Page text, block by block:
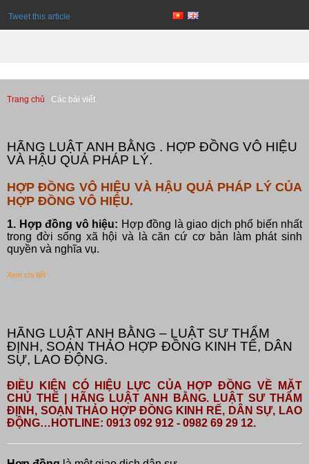
Tweet this article
Trang chủ Các bài viết
HÃNG LUẬT ANH BẰNG . HỢP ĐỒNG VÔ HIỆU
VÀ HẬU QUẢ PHÁP LÝ.
HỢP ĐỒNG VÔ HIỆU VÀ HẬU QUẢ PHÁP LÝ CỦA
HỢP ĐỒNG VÔ HIỆU.
1. Hợp đồng vô hiệu: Hợp đồng là giao dịch phổ biến nhất
trong đời sống xã hội và là căn cứ cơ bản làm phát sinh
quyền và nghĩa vụ.
Xem chi tiết
HÃNG LUẬT ANH BẰNG – LUẬT SƯ THẨM
ĐỊNH, SOẠN THẢO HỢP ĐỒNG KINH TẾ, DÂN
SỰ, LAO ĐỘNG.
ĐIỀU KIỆN CÓ HIỆU LỰC CỦA HỢP ĐỒNG VỀ MẶT
CHỦ THỂ | HÃNG LUẬT ANH BẰNG. LUẬT SƯ THẨM
ĐỊNH, SOẠN THẢO HỢP ĐỒNG KINH RẾ, DÂN SỰ, LAO
ĐỘNG…HOTLINE: 0913 092 912 - 0982 69 29 12.